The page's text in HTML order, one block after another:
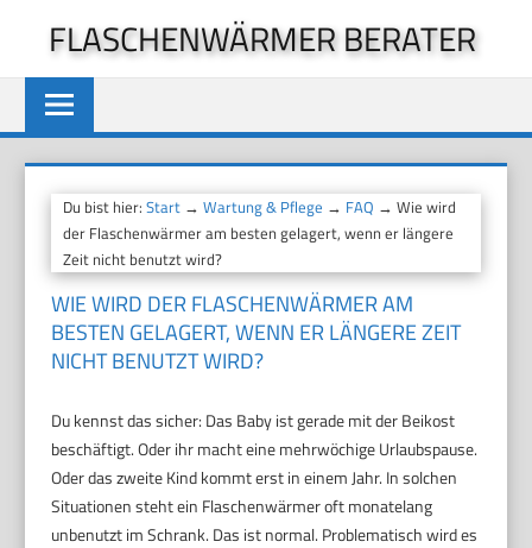
springen
FLASCHENWÄRMER BERATER
Du bist hier:Start →Wartung & Pflege → FAQ → Wie wird
der Flaschenwärmer am besten gelagert, wenn er längere
Zeit nicht benutzt wird?
WIE WIRD DER FLASCHENWÄRMER AM
BESTEN GELAGERT, WENN ER LÄNGERE ZEIT
NICHT BENUTZT WIRD?
Du kennst das sicher: Das Baby ist gerade mit der Beikost
beschäftigt. Oder ihr macht eine mehrwöchige Urlaubspause.
Oder das zweite Kind kommt erst in einem Jahr. In solchen
Situationen steht ein Flaschenwärmer oft monatelang
unbenutzt im Schrank. Das ist normal. Problematisch wird es